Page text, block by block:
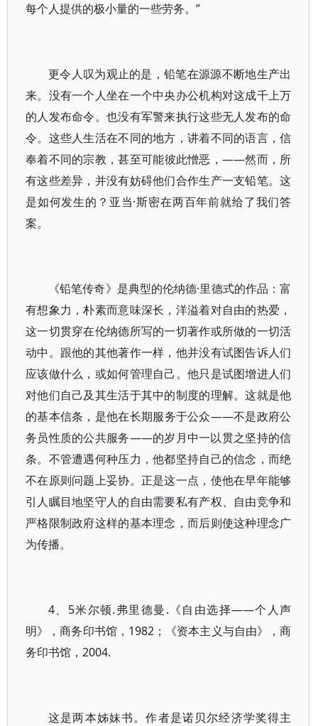
每个人提供的极小量的一些劳务。”
更令人叹为观止的是，铅笔在源源不断地生产出
来。没有一个人坐在一个中央办公机构对这成千上万
的人发布命令。也没有军警来执行这些无人发布的命
令。这些人生活在不同的地方，讲着不同的语言，信
奉着不同的宗教，甚至可能彼此憎恶，——然而，所
有这些差异，并没有妨碍他们合作生产一支铅笔。这
是如何发生的？亚当·斯密在两百年前就给了我们答
案。
《铅笔传奇》是典型的伦纳德·里德式的作品：富
有想象力，朴素而意味深长，洋溢着对自由的热爱，
这一切贯穿在伦纳德所写的一切著作或所做的一切活
动中。跟他的其他著作一样，他并没有试图告诉人们
应该做什么，或如何管理自己。他只是试图增进人们
对他们自己及其生活于其中的制度的理解。这就是他
的基本信条，是他在长期服务于公众——不是政府公
务员性质的公共服务——的岁月中一以贯之坚持的信
条。不管遭遇何种压力，他都坚持自己的信念，而绝
不在原则问题上妥协。正是这一点，使他在早年能够
引人瞩目地坚守人的自由需要私有产权、自由竞争和
严格限制政府这样的基本理念，而后则使这种理念广
为传播。
4、5米尔顿.弗里德曼.《自由选择——个人声
明》，商务印书馆，1982；《资本主义与自由》，商
务印书馆，2004.
这是两本姊妹书。作者是诺贝尔经济学奖得主